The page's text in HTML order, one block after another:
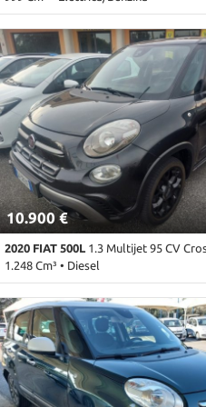
86.000 Km • Cambio Manuale (6) •
• 3 Porte • ABS • Airbag • Airbag
Passeggero • Airbag testa •
• Autoradio • Autoradio digitale •
Chiusura centralizzata •
Controllo trazione • Cruise Control •
Immobilizzatore elettronico •
Start/Stop Automatico • USB
10.900 €
2020 FIAT 500L1.3 Multijet 95 CV CrossMisto pelle
1.248 Cm³ • Diesel
122.000 Km • Cambio Manuale (5) •
metallizzato • 5 Porte • ABS • Airbag
laterali • Airbag Passeggero • Airbag
Alzacristalli elettrici • Autoradio •
digitale • Bluetooth • Bracciolo •
Chiusura centralizzata • Climatizzatore
Controllo trazione • Cruise Control •